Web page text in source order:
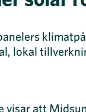
lokal
visar att